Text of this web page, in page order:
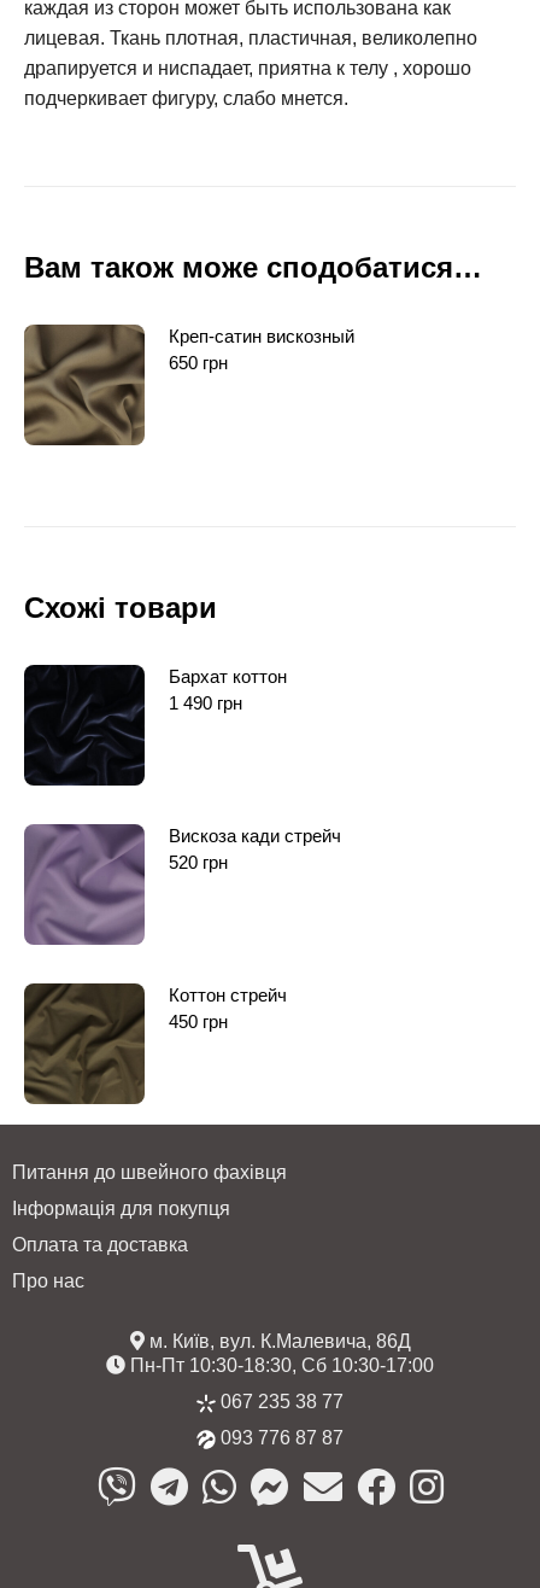
каждая из сторон может быть использована как
лицевая. Ткань плотная, пластичная, великолепно
драпируется и ниспадает, приятна к телу , хорошо
подчеркивает фигуру, слабо мнется.
Вам також може сподобатися…
Креп-сатин вискозный
650 грн
Схожі товари
Бархат коттон
1 490 грн
Вискоза кади стрейч
520 грн
Коттон стрейч
450 грн
Питання до швейного фахівця
Інформація для покупця
Оплата та доставка
Про нас
м. Київ, вул. К.Малевича, 86Д
Пн-Пт 10:30-18:30, Сб 10:30-17:00
067 235 38 77
093 776 87 87